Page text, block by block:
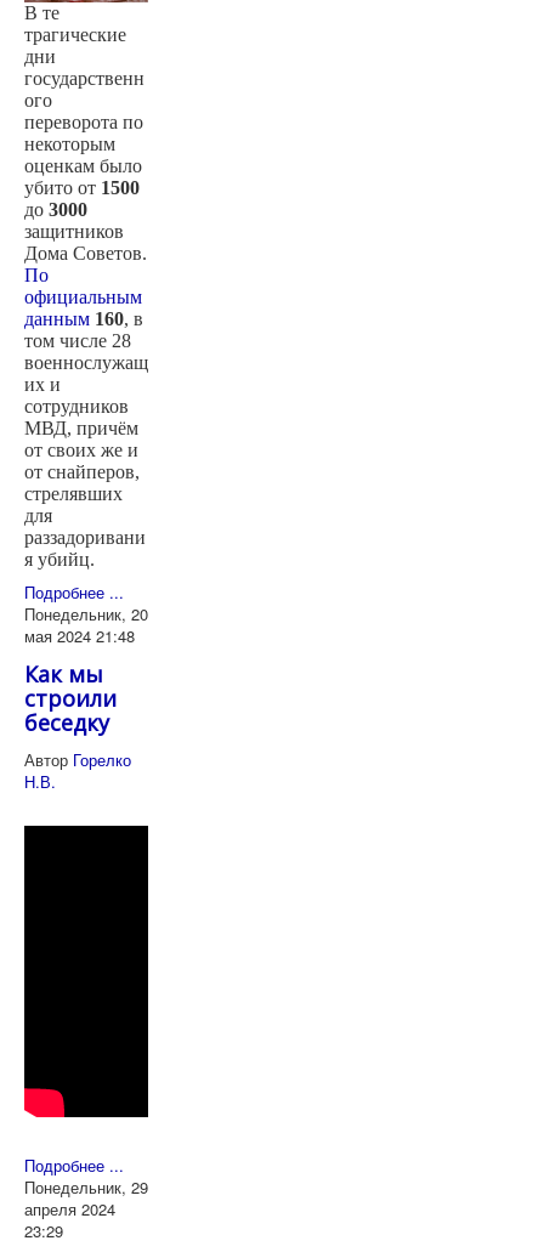
В те
трагические
дни
государственн
ого
переворота по
некоторым
оценкам было
убито от 1500
до 3000
защитников
Дома Советов.
По
официальным
данным 160, в
том числе 28
военнослужащ
их и
сотрудников
МВД, причём
от своих же и
от снайперов,
стрелявших
для
раззадоривани
я убийц.
Подробнее ...
Понедельник, 20
мая 2024 21:48
Как мы
строили
беседку
Автор Горелко
Н.В.
Подробнее ...
Понедельник, 29
апреля 2024
23:29